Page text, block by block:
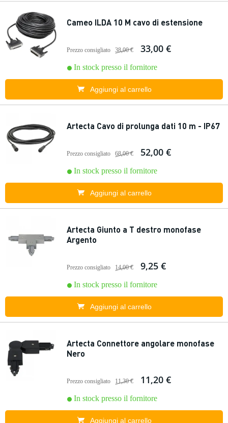
Cameo ILDA 10 M cavo di estensione
Prezzo consigliato 38,00 € 33,00 €
In stock presso il fornitore
Aggiungi al carrello
Artecta Cavo di prolunga dati 10 m - IP67
Prezzo consigliato 68,00 € 52,00 €
In stock presso il fornitore
Aggiungi al carrello
Artecta Giunto a T destro monofase
Argento
Prezzo consigliato 14,00 € 9,25 €
In stock presso il fornitore
Aggiungi al carrello
Artecta Connettore angolare monofase
Nero
Prezzo consigliato 11,30 € 11,20 €
In stock presso il fornitore
Aggiungi al carrello